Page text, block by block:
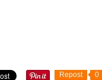
Repost 0